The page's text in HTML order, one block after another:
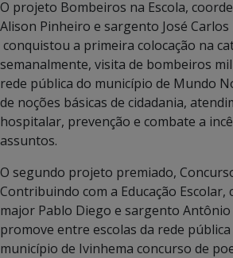
O projeto Bombeiros na Escola,
Alison Pinheiro e sargento José Carlos
conquistou a primeira colocação na
semanalmente, visita de bombeiros
rede pública do município de Mundo
de noções básicas de cidadania,
hospitalar, prevenção e combate a
assuntos.
O segundo projeto premiado,
Contribuindo com a Educação Escolar,
major Pablo Diego e sargento
promove entre escolas da rede
município de Ivinhema concurso de